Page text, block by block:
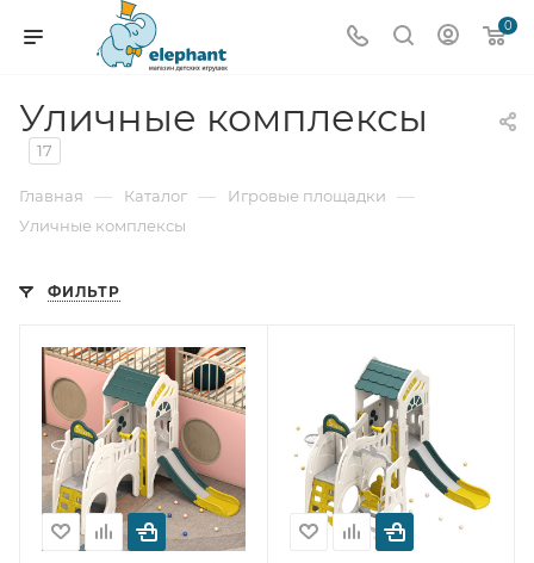
0
Уличные комплексы
17
Главная — Каталог — Игровые площадки —
Уличные комплексы
ФИЛЬТР